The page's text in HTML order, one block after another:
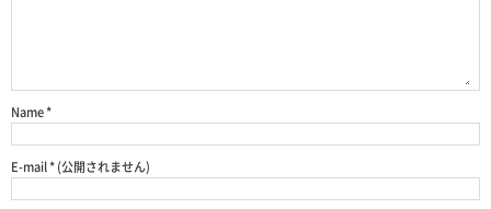
Name*
E-mail*(公開されません)